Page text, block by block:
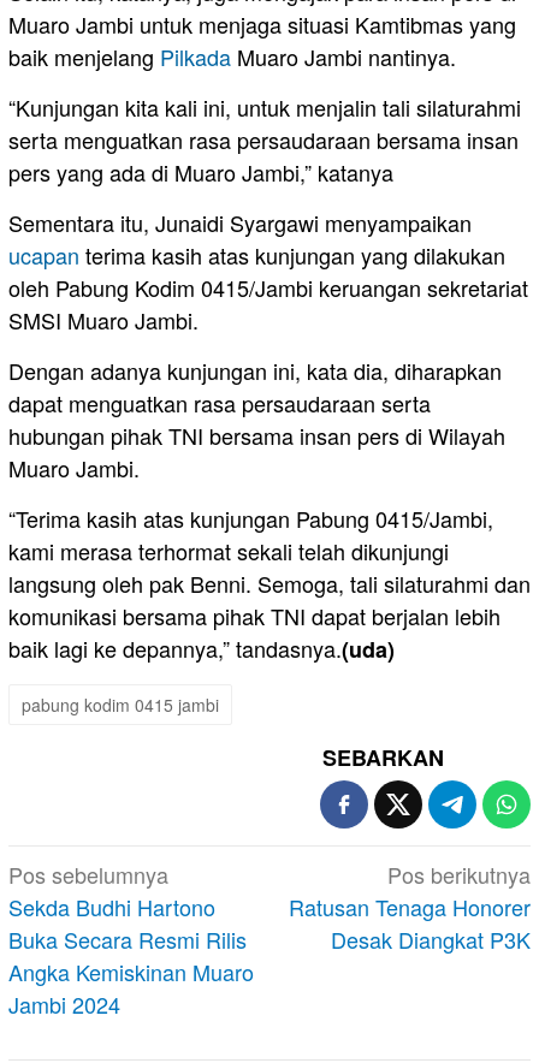
Muaro Jambi untuk menjaga situasi Kamtibmas yang
baik menjelang Pilkada Muaro Jambi nantinya.
“Kunjungan kita kali ini, untuk menjalin tali silaturahmi
serta menguatkan rasa persaudaraan bersama insan
pers yang ada di Muaro Jambi,” katanya
Sementara itu, Junaidi Syargawi menyampaikan
ucapan terima kasih atas kunjungan yang dilakukan
oleh Pabung Kodim 0415/Jambi keruangan sekretariat
SMSI Muaro Jambi.
Dengan adanya kunjungan ini, kata dia, diharapkan
dapat menguatkan rasa persaudaraan serta
hubungan pihak TNI bersama insan pers di Wilayah
Muaro Jambi.
“Terima kasih atas kunjungan Pabung 0415/Jambi,
kami merasa terhormat sekali telah dikunjungi
langsung oleh pak Benni. Semoga, tali silaturahmi dan
komunikasi bersama pihak TNI dapat berjalan lebih
baik lagi ke depannya,” tandasnya.(uda)
pabung kodim 0415 jambi
SEBARKAN
Navigasi
pos
Pos sebelumnya
Sekda Budhi Hartono
Buka Secara Resmi Rilis
Angka Kemiskinan Muaro
Jambi 2024
Pos berikutnya
Ratusan Tenaga Honorer
Desak Diangkat P3K